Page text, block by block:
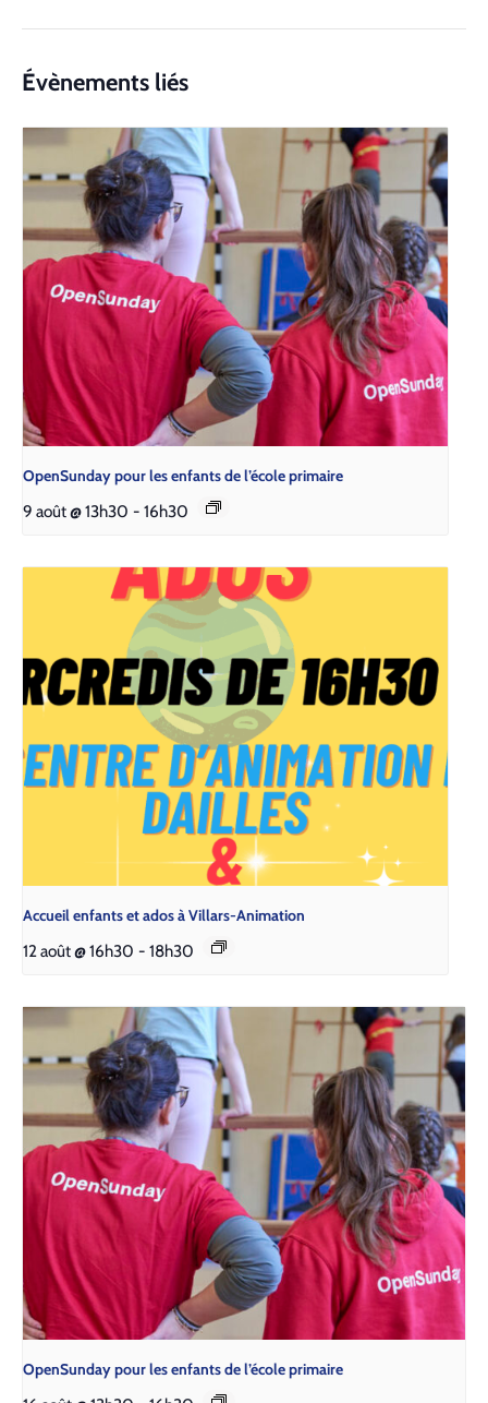
Évènements liés
Open­Sun­day pour les enfants de l’é­cole pri­maire
9 août @ 13h30 - 16h30
Accueil enfants et ados à Villars-Animation
12 août @ 16h30 - 18h30
Open­Sun­day pour les enfants de l’é­cole pri­maire